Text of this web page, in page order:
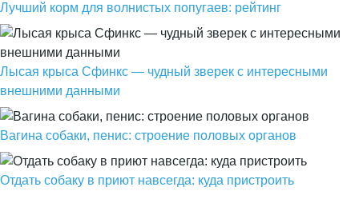
Лучший корм для волнистых попугаев: рейтинг
Лысая крыса Сфинкс — чудный зверек с интересными
внешними данными
Вагина собаки, пенис: строение половых органов
Отдать собаку в приют навсегда: куда пристроить